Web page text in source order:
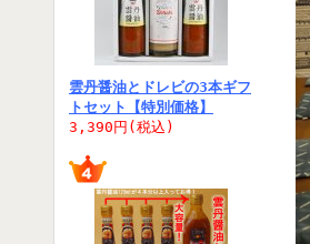
雲丹醤油とドレビの3本ギフ
トセット【特別価格】
3,390円(税込)